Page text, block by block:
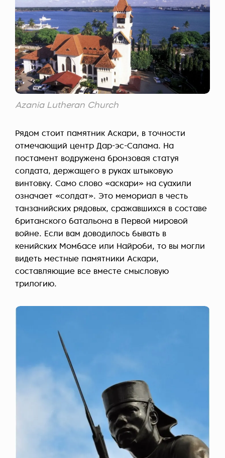
Azania Lutheran Church
Рядом стоит памятник Аскари, в точности
отмечающий центр Дар-эс-Салама. На
постамент водружена бронзовая статуя
солдата, держащего в руках штыковую
винтовку. Само слово «аскари» на суахили
означает «солдат». Это мемориал в честь
танзанийских рядовых, сражавшихся в составе
британского батальона в Первой мировой
войне. Если вам доводилось бывать в
кенийских Момбасе или Найроби, то вы могли
видеть местные памятники Аскари,
составляющие все вместе смысловую
трилогию.